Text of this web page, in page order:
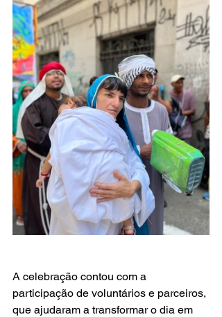
A celebração contou com a
participação de voluntários e parceiros,
que ajudaram a transformar o dia em